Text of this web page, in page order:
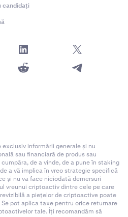
candidați
informării generale și nu
sau financiară de produs sau
de a vinde, de a pune în staking
a vă implica în vreo strategie specifică
și nu va face niciodată demersuri
vreunui criptoactiv dintre cele pe care
a piețelor de criptoactive poate
pot aplica taxe pentru orice returnare
tale. Îți recomandăm să